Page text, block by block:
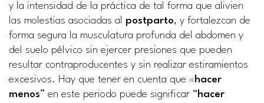
y la intensidad de la práctica de tal forma que alivien
las molestias asociadas al postparto, y fortalezcan de
forma segura la musculatura profunda del abdomen y
del suelo pélvico sin ejercer presiones que pueden
resultar contraproducentes y sin realizar estiramientos
excesivos. Hay que tener en cuenta que « hacer
menos” en este periodo puede significar “ hacer